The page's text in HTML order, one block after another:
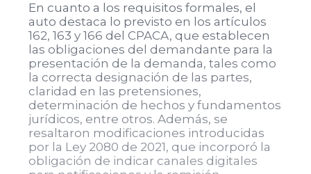
En cuanto a los requisitos formales, el
auto destaca lo previsto en los artículos
162, 163 y 166 del CPACA, que establecen
las obligaciones del demandante para la
presentación de la demanda, tales como
la correcta designación de las partes,
claridad en las pretensiones,
determinación de hechos y fundamentos
jurídicos, entre otros. Además, se
resaltaron modificaciones introducidas
por la Ley 2080 de 2021, que incorporó la
obligación de indicar canales digitales